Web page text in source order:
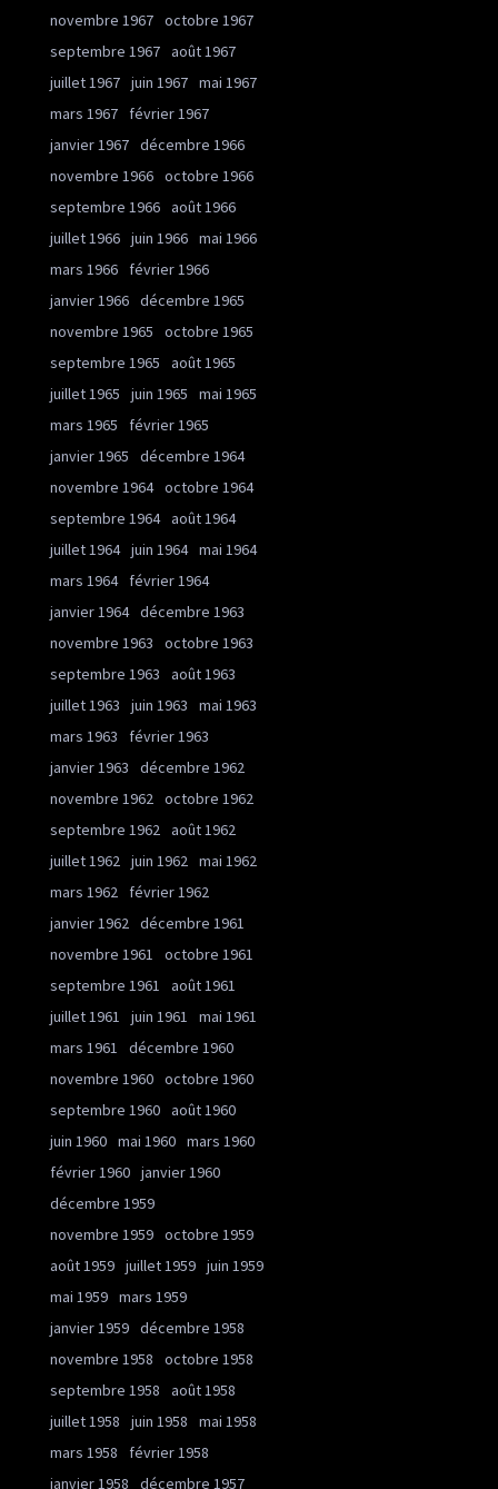
novembre 1967 octobre 1967
septembre 1967 août 1967
juillet 1967 juin 1967 mai 1967
mars 1967
février 1967
janvier 1967 décembre 1966
novembre 1966 octobre 1966
septembre 1966 août 1966
juillet 1966 juin 1966 mai 1966
mars 1966
février 1966
janvier 1966 décembre 1965
novembre 1965
octobre 1965
septembre 1965
août 1965
juillet 1965
juin 1965
mai 1965
mars 1965
février 1965
janvier 1965
décembre 1964
novembre 1964 octobre 1964
septembre 1964 août 1964
juillet 1964 juin 1964 mai 1964
mars 1964
février 1964
janvier 1964 décembre 1963
novembre 1963
octobre 1963
septembre 1963
août 1963
juillet 1963
juin 1963
mai 1963
mars 1963
février 1963
janvier 1963
décembre 1962
novembre 1962 octobre 1962
septembre 1962 août 1962
juillet 1962 juin 1962 mai 1962
mars 1962
février 1962
janvier 1962 décembre 1961
novembre 1961
octobre 1961
septembre 1961
août 1961
juillet 1961
juin 1961
mai 1961
mars 1961
décembre 1960
novembre 1960 octobre 1960
septembre 1960 août 1960
juin 1960 mai 1960 mars 1960
février 1960 janvier 1960
décembre 1959
novembre 1959 octobre 1959
août 1959 juillet 1959 juin 1959
mai 1959 mars 1959
janvier 1959 décembre 1958
novembre 1958
octobre 1958
septembre 1958
août 1958
juillet 1958
juin 1958
mai 1958
mars 1958
février 1958
janvier 1958
décembre 1957